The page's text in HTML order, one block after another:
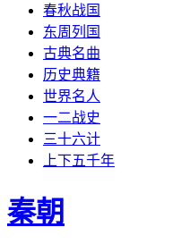
春秋战国
东周列国
古典名曲
历史典籍
世界名人
一二战史
三十六计
上下五千年
秦朝